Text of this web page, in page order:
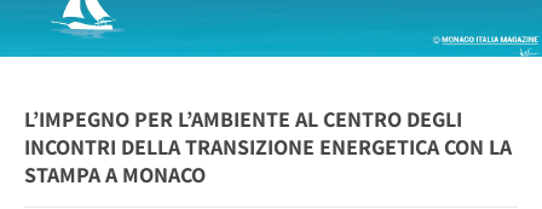
L’IMPEGNO PER L’AMBIENTE AL CENTRO DEGLI
INCONTRI DELLA TRANSIZIONE ENERGETICA CON LA
STAMPA A MONACO